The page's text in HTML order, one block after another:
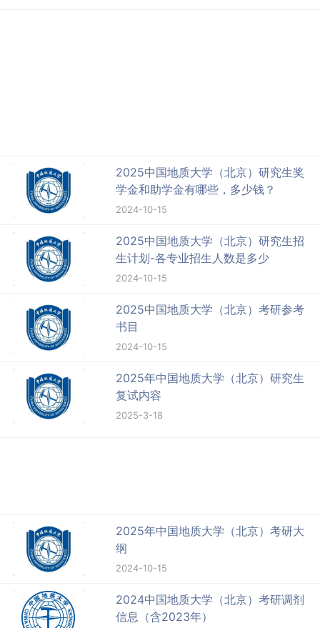
2025中国地质大学（北京）研究生奖
学金和助学金有哪些，多少钱？
2024-10-15
2025中国地质大学（北京）研究生招
生计划-各专业招生人数是多少
2024-10-15
2025中国地质大学（北京）考研参考
书目
2024-10-15
2025年中国地质大学（北京）研究生
复试内容
2025-3-18
2025年中国地质大学（北京）考研大
纲
2024-10-15
2024中国地质大学（北京）考研调剂
信息（含2023年）